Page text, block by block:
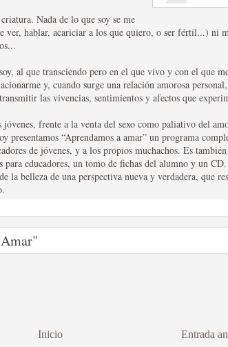
almanaque a todo color, ha hecho un generoso
almanaque recoge en un sólo volúmen todos los
novedades presenta la actual edición. La primera, es
de adquirir el Boletín sin necesidad de estar
casi 100 números de historia, el Boletín soló se había
los auspicios económicos de su anterior y
todas los carlistas y aficionados a la historia
DE MADRID
CARLISTA-DE-MADRID
del Circulo Carlista San Mateo. La
un total de cuatro números al año. El Boletín
los debates de actualidad. De gran tradición y
su estructura en el primer número del años 2008,
apariencia, el diseño de su cabecera, creándose
El Boletín Carlista de Madrid Apdo. Correos: 10.089
Nada de lo que soy se me
ver, hablar, acariciar a los que quiero, o ser fértil...) ni
al que transciendo pero en el que vivo y con el que
y, cuando surge una relación amorosa
las vivencias, sentimientos y afectos que
frente a la venta del sexo como paliativo del
presentamos “Aprendamos a amar” un programa
de jóvenes, y a los propios muchachos. Es
educadores, un tomo de fichas del alumno y un CD.
la belleza de una perspectiva nueva y verdadera, que
Entrada
Inicio